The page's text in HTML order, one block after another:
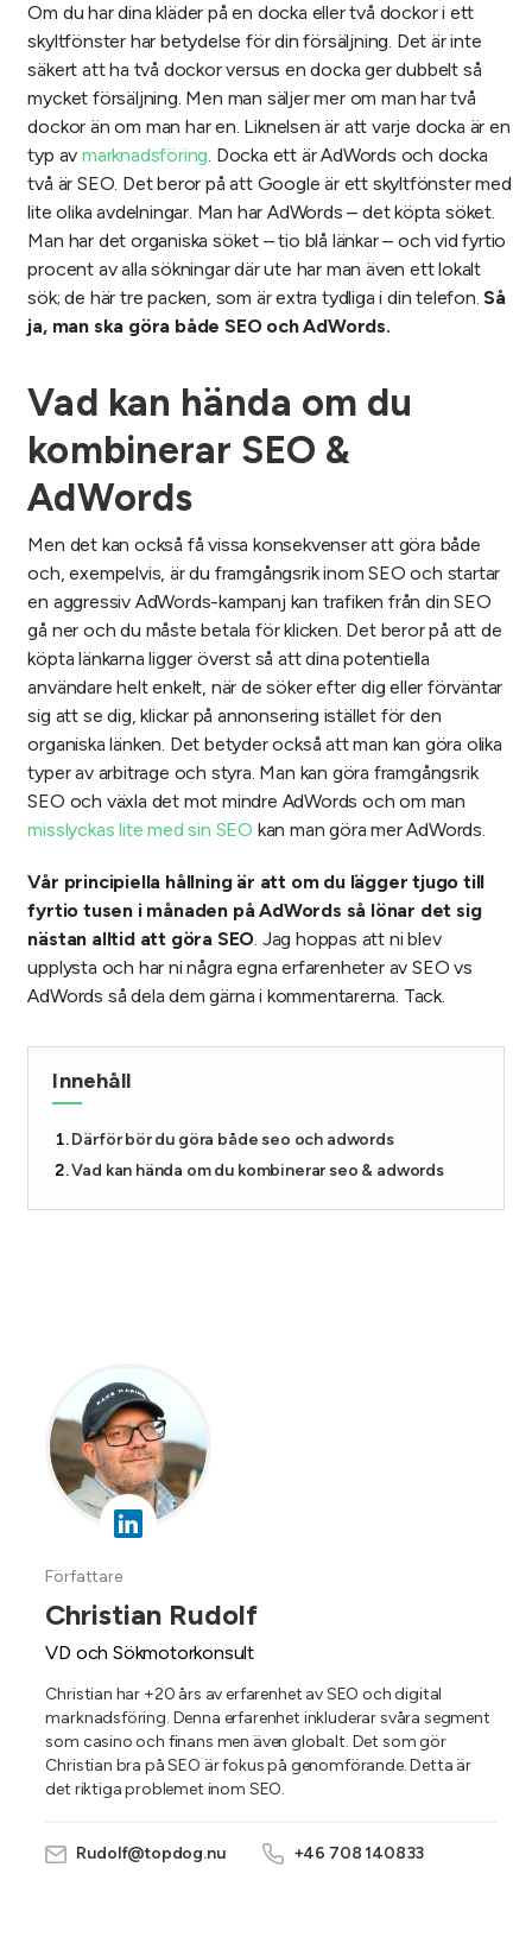
Om du har dina kläder på en docka eller två dockor i ett
skyltfönster har betydelse för din försäljning. Det är inte
säkert att ha två dockor versus en docka ger dubbelt så
mycket försäljning. Men man säljer mer om man har två
dockor än om man har en. Liknelsen är att varje docka är en
typ av marknadsföring. Docka ett är AdWords och docka
två är SEO. Det beror på att Google är ett skyltfönster med
lite olika avdelningar. Man har AdWords – det köpta söket.
Man har det organiska söket – tio blå länkar – och vid fyrtio
procent av alla sökningar där ute har man även ett lokalt
sök; de här tre packen, som är extra tydliga i din telefon.Så
ja, man ska göra både SEO och AdWords.
Vad kan hända om du
kombinerar SEO &
AdWords
Men det kan också få vissa konsekvenser att göra både
och, exempelvis, är du framgångsrik inom SEO och startar
en aggressiv AdWords-kampanj kan trafiken från din SEO
gå ner och du måste betala för klicken. Det beror på att de
köpta länkarna ligger överst så att dina potentiella
användare helt enkelt, när de söker efter dig eller förväntar
sig att se dig, klickar på annonsering istället för den
organiska länken. Det betyder också att man kan göra olika
typer av arbitrage och styra. Man kan göra framgångsrik
SEO och växla det mot mindre AdWords och om man
misslyckas lite med sin SEO kan man göra mer AdWords.
Vår principiella hållning är att om du lägger tjugo till
fyrtio tusen i månaden på AdWords så lönar det sig
nästan alltid att göra SEO. Jag hoppas att ni blev
upplysta och har ni några egna erfarenheter av SEO vs
AdWords så dela dem gärna i kommentarerna. Tack.
Innehåll
Därför bör du göra både seo och adwords
Vad kan hända om du kombinerar seo & adwords
Författare
Christian Rudolf
VD och Sökmotorkonsult
Christian har +20 års av erfarenhet av SEO och digital
marknadsföring. Denna erfarenhet inkluderar svåra segment
som casino och finans men även globalt. Det som gör
Christian bra på SEO är fokus på genomförande. Detta är
det riktiga problemet inom SEO.
Rudolf@topdog.nu +46 708 140833